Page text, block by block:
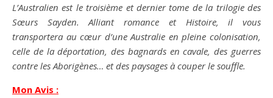
L’Australienest le troisième et dernier tome de la trilogie des
Sœurs Sayden. Alliant romance et Histoire, il vous
transportera au cœur d’une Australie en pleine colonisation,
celle de la déportation, des bagnards en cavale, des guerres
contre les Aborigènes… et des paysages à couper le souffle.
Mon Avis :